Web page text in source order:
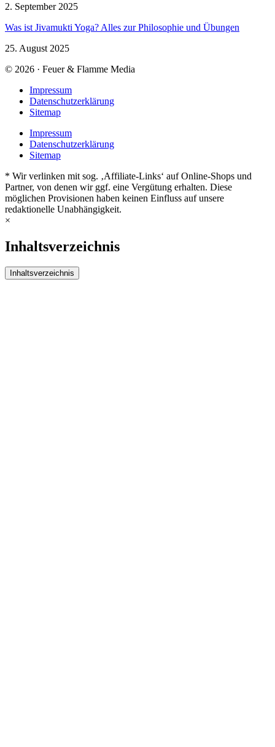
2. September 2025
Was ist Jivamukti Yoga? Alles zur Philosophie und Übungen
25. August 2025
© 2026 · Feuer & Flamme Media
Impressum
Datenschutzerklärung
Sitemap
Impressum
Datenschutzerklärung
Sitemap
* Wir verlinken mit sog. ‚Affiliate-Links‘ auf Online-Shops und
Partner, von denen wir ggf. eine Vergütung erhalten. Diese
möglichen Provisionen haben keinen Einfluss auf unsere
redaktionelle Unabhängigkeit.
×
Inhaltsverzeichnis
Inhaltsverzeichnis